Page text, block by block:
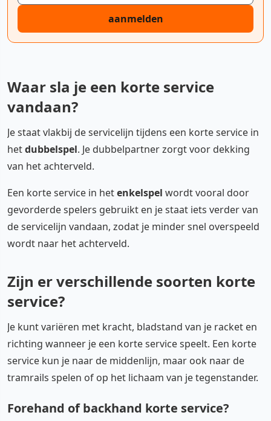
aanmelden
Waar sla je een korte service
vandaan?
Je staat vlakbij de servicelijn tijdens een korte service in
hetdubbelspel. Je dubbelpartner zorgt voor dekking
van het achterveld.
Een korte service in hetenkelspel wordt vooral door
gevorderde spelers gebruikt en je staat iets verder van
de servicelijn vandaan, zodat je minder snel overspeeld
wordt naar het achterveld.
Zijn er verschillende soorten korte
service?
Je kunt variëren met kracht, bladstand van je racket en
richting wanneer je een korte service speelt. Een korte
service kun je naar de middenlijn, maar ook naar de
tramrails spelen of op het lichaam van je tegenstander.
Forehand of backhand korte service?